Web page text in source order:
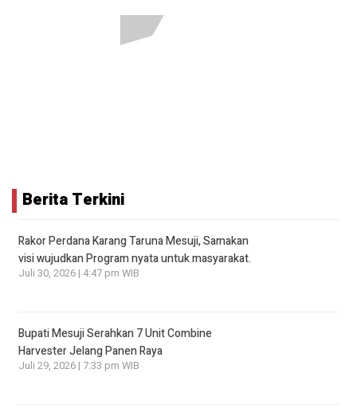
Berita Terkini
Rakor Perdana Karang Taruna Mesuji, Samakan
visi wujudkan Program nyata untuk masyarakat.
Juli 30, 2026 | 4:47 pm WIB
Bupati Mesuji Serahkan 7 Unit Combine
Harvester Jelang Panen Raya
Juli 29, 2026 | 7:33 pm WIB